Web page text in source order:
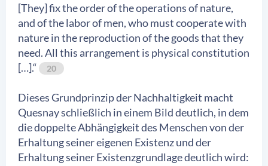
[They] fix the order of the operations of nature,
and of the labor of men, who must cooperate with
nature in the reproduction of the goods that they
need. All this arrangement is physical constitution
[…].“
20
Dieses Grundprinzip der Nachhaltigkeit macht
Quesnay schließlich in einem Bild deutlich, in dem
die doppelte Abhängigkeit des Menschen von der
Erhaltung seiner eigenen Existenz und der
Erhaltung seiner Existenzgrundlage deutlich wird: